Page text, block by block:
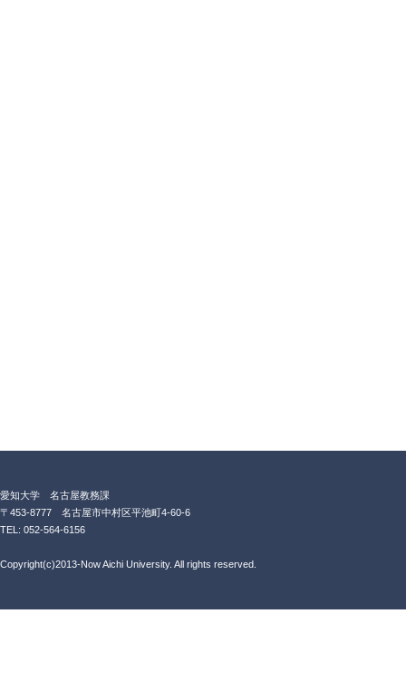
愛知大学 名古屋教務課
〒453-8777 名古屋市中村区平池町4-60-6
TEL: 052-564-6156
Copyright(c)2013-Now Aichi University. All rights reserved.